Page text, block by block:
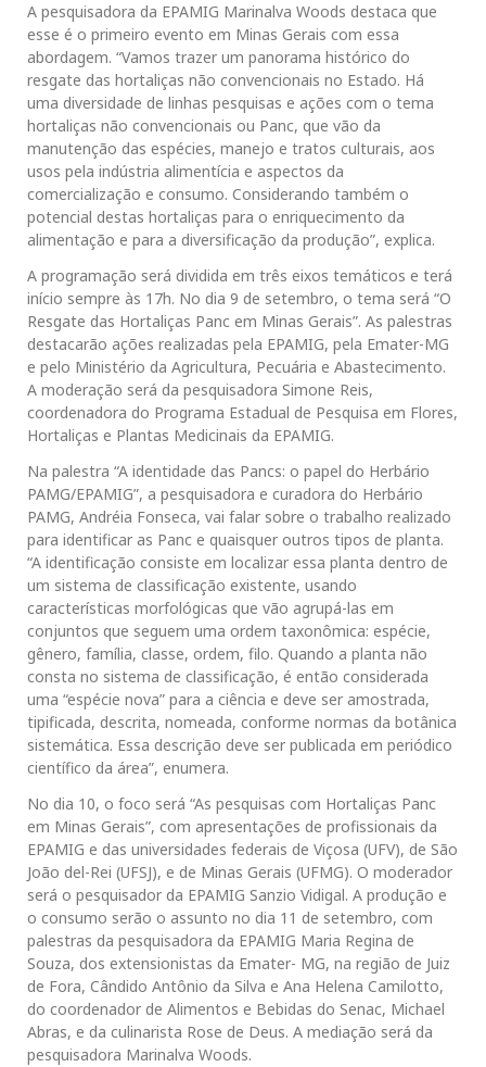
A pesquisadora da EPAMIG Marinalva Woods destaca que
esse é o primeiro evento em Minas Gerais com essa
abordagem. “Vamos trazer um panorama histórico do
resgate das hortaliças não convencionais no Estado. Há
uma diversidade de linhas pesquisas e ações com o tema
hortaliças não convencionais ou Panc, que vão da
manutenção das espécies, manejo e tratos culturais, aos
usos pela indústria alimentícia e aspectos da
comercialização e consumo. Considerando também o
potencial destas hortaliças para o enriquecimento da
alimentação e para a diversificação da produção”, explica.
A programação será dividida em três eixos temáticos e terá
início sempre às 17h. No dia 9 de setembro, o tema será “O
Resgate das Hortaliças Panc em Minas Gerais”. As palestras
destacarão ações realizadas pela EPAMIG, pela Emater-MG
e pelo Ministério da Agricultura, Pecuária e Abastecimento.
A moderação será da pesquisadora Simone Reis,
coordenadora do Programa Estadual de Pesquisa em Flores,
Hortaliças e Plantas Medicinais da EPAMIG.
Na palestra “A identidade das Pancs: o papel do Herbário
PAMG/EPAMIG”, a pesquisadora e curadora do Herbário
PAMG, Andréia Fonseca, vai falar sobre o trabalho realizado
para identificar as Panc e quaisquer outros tipos de planta.
“A identificação consiste em localizar essa planta dentro de
um sistema de classificação existente, usando
características morfológicas que vão agrupá-las em
conjuntos que seguem uma ordem taxonômica: espécie,
gênero, família, classe, ordem, filo. Quando a planta não
consta no sistema de classificação, é então considerada
uma “espécie nova” para a ciência e deve ser amostrada,
tipificada, descrita, nomeada, conforme normas da botânica
sistemática. Essa descrição deve ser publicada em periódico
científico da área”, enumera.
No dia 10, o foco será “As pesquisas com Hortaliças Panc
em Minas Gerais”, com apresentações de profissionais da
EPAMIG e das universidades federais de Viçosa (UFV), de São
João del-Rei (UFSJ), e de Minas Gerais (UFMG). O moderador
será o pesquisador da EPAMIG Sanzio Vidigal. A produção e
o consumo serão o assunto no dia 11 de setembro, com
palestras da pesquisadora da EPAMIG Maria Regina de
Souza, dos extensionistas da Emater- MG, na região de Juiz
de Fora, Cândido Antônio da Silva e Ana Helena Camilotto,
do coordenador de Alimentos e Bebidas do Senac, Michael
Abras, e da culinarista Rose de Deus. A mediação será da
pesquisadora Marinalva Woods.